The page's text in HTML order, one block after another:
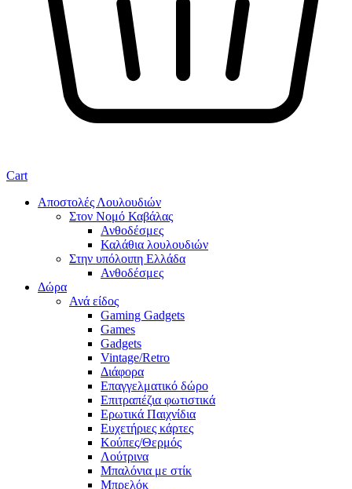
Cart
Αποστολές Λουλουδιών
Στον Νομό Καβάλας
Ανθοδέσμες
Καλάθια λουλουδιών
Στην υπόλοιπη Ελλάδα
Ανθοδέσμες
Δώρα
Ανά είδος
Gaming Gadgets
Games
Gadgets
Vintage/Retro
Διάφορα
Επαγγελματικό δώρο
Επιτραπέζια φωτιστικά
Ερωτικά Παιχνίδια
Ευχετήριες κάρτες
Κούπες/Θερμός
Λούτρινα
Μπαλόνια με στίκ
Μπρελόκ